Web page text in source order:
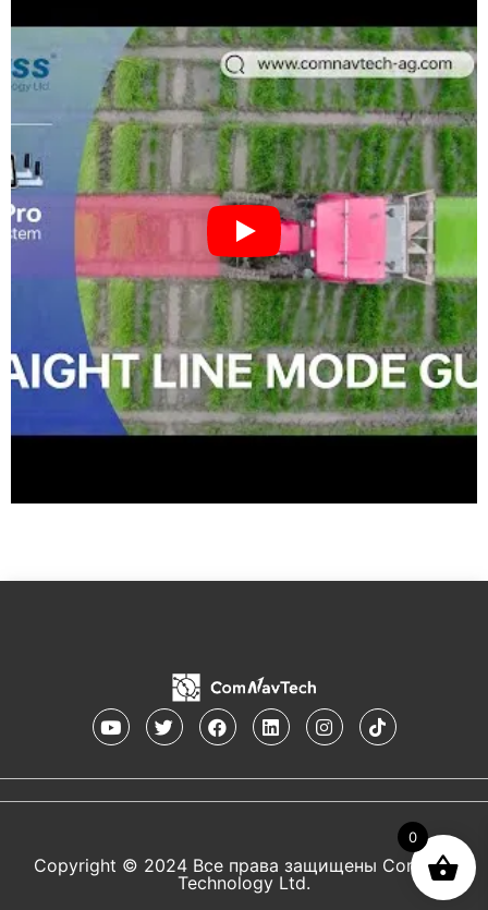
0
Copyright © 2024 Все права защищены ComNav
Technology Ltd.